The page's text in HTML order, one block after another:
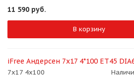
11 590 руб.
В корзину
iFree Андерсен 7x17 4*100 ET45
7x17 4x100